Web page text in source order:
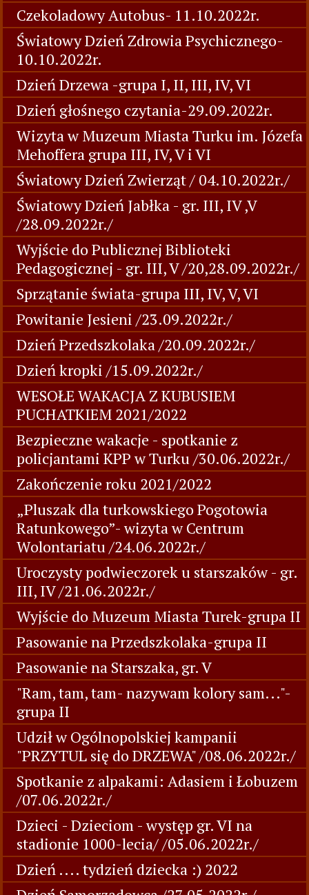
Czekoladowy Autobus- 11.10.2022r.
Światowy Dzień Zdrowia Psychicznego-
10.10.2022r.
Dzień Drzewa -grupa I, II, III, IV, VI
Dzień głośnego czytania-29.09.2022r.
Wizyta w Muzeum Miasta Turku im. Józefa
Mehoffera grupa III, IV, V i VI
Światowy Dzień Zwierząt / 04.10.2022r./
Światowy Dzień Jabłka - gr. III, IV ,V
/28.09.2022r./
Wyjście do Publicznej Biblioteki
Pedagogicznej - gr. III, V /20,28.09.2022r./
Sprzątanie świata-grupa III, IV, V, VI
Powitanie Jesieni /23.09.2022r./
Dzień Przedszkolaka /20.09.2022r./
Dzień kropki /15.09.2022r./
WESOŁE WAKACJA Z KUBUSIEM
PUCHATKIEM 2021/2022
Bezpieczne wakacje - spotkanie z
policjantami KPP w Turku /30.06.2022r./
Zakończenie roku 2021/2022
„Pluszak dla turkowskiego Pogotowia
Ratunkowego”- wizyta w Centrum
Wolontariatu /24.06.2022r./
Uroczysty podwieczorek u starszaków - gr.
III, IV /21.06.2022r./
Wyjście do Muzeum Miasta Turek-grupa II
Pasowanie na Przedszkolaka-grupa II
Pasowanie na Starszaka, gr. V
"Ram, tam, tam- nazywam kolory sam..."-
grupa II
Udził w Ogólnopolskiej kampanii
"PRZYTUL się do DRZEWA" /08.06.2022r./
Spotkanie z alpakami: Adasiem i Łobuzem
/07.06.2022r./
Dzieci - Dzieciom - występ gr. VI na
stadionie 1000-lecia/ /05.06.2022r./
Dzień .... tydzień dziecka :) 2022